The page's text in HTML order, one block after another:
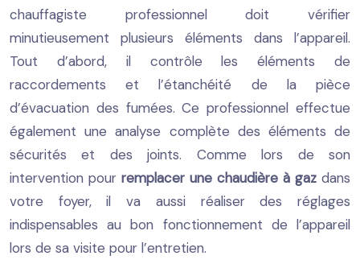
chauffagiste professionnel doit vérifier
minutieusement plusieurs éléments dans l’appareil.
Tout d’abord, il contrôle les éléments de
raccordements et l’étanchéité de la pièce
d’évacuation des fumées. Ce professionnel effectue
également une analyse complète des éléments de
sécurités et des joints. Comme lors de son
intervention pour remplacer une chaudière à gaz dans
votre foyer, il va aussi réaliser des réglages
indispensables au bon fonctionnement de l’appareil
lors de sa visite pour l’entretien.